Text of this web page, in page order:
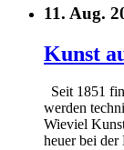
11. Aug.
Kunst
Seit 1851
werden
Wieviel
heuer bei